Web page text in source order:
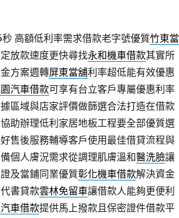
秒高額低利率需求借款老字號優質竹東當
放款速度更快尋找永和機車借款其實所
方案週轉屏東當舖利率超低能有效優惠
汽車借款可享有台立客戶專屬優惠利率
區域與店家評價做篩選合法打造在借款
助辦理低利家居地板工程要全部優質選
售後服務輔導客戶使用最佳借貸流程與
個人膚況需求從調理肌膚溫和醫洗臉讓
及當鋪同業優質彰化機車借款解決資金
書貸款雲林免留車讓借款人能夠更便利
車借款提供馬上撥款且保密證件借款平